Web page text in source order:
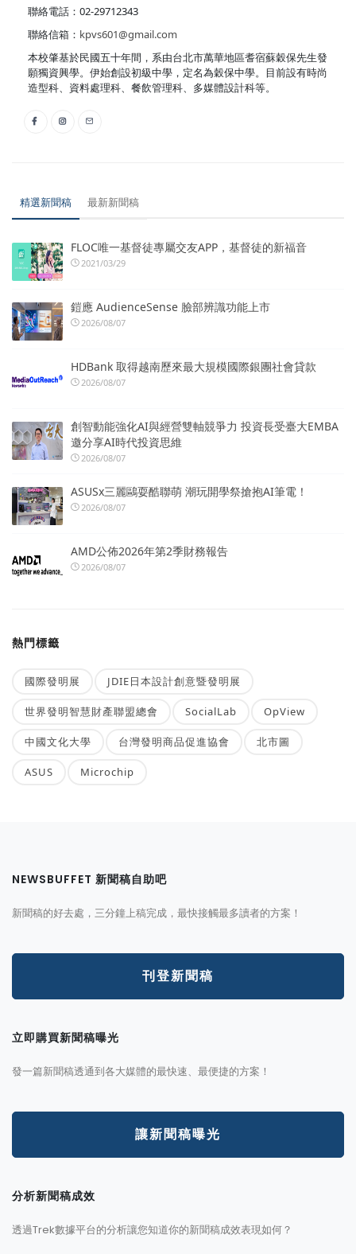
聯絡電話：02-29712343
聯絡信箱： kpvs601@gmail.com
本校肇基於民國五十年間，系由台北市萬華地區耆宿蘇穀保先生發
願獨資興學。伊始創設初級中學，定名為穀保中學。目前設有時尚
造型科、資料處理科、餐飲管理科、多媒體設計科等。
精選新聞稿 最新新聞稿
FLOC唯一基督徒專屬交友APP，基督徒的新福音
2021/03/29
鎧應 AudienceSense 臉部辨識功能上市
2026/08/07
HDBank 取得越南歷來最大規模國際銀團社會貸款
2026/08/07
創智動能強化AI與經營雙軸競爭力 投資長受臺大EMBA
邀分享AI時代投資思維
2026/08/07
ASUSx三麗鷗耍酷聯萌 潮玩開學祭搶抱AI筆電！
2026/08/07
AMD公佈2026年第2季財務報告
2026/08/07
熱門標籤
國際發明展 JDIE日本設計創意暨發明展
世界發明智慧財產聯盟總會 SocialLab OpView
中國文化大學 台灣發明商品促進協會 北市圖
ASUS Microchip
NEWSBUFFET 新聞稿自助吧
新聞稿的好去處，三分鐘上稿完成，最快接觸最多讀者的方案！
刊登新聞稿
立即購買新聞稿曝光
發一篇新聞稿透通到各大媒體的最快速、最便捷的方案！
讓新聞稿曝光
分析新聞稿成效
透過Trek數據平台的分析讓您知道你的新聞稿成效表現如何？